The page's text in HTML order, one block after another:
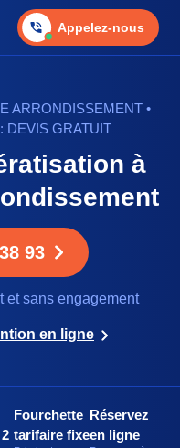
Appelez-nous
ARRONDISSEMENT •
DEVIS GRATUIT
à
93
et sans engagement
en ligne
Fourchette
tarifaire fixe
Réservez
en ligne